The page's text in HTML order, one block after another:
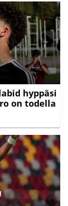
hyppäsi
on todella